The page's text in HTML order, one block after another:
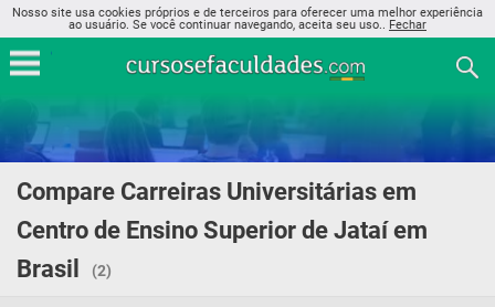
Nosso site usa cookies próprios e de terceiros para oferecer uma melhor experiência
ao usuário. Se você continuar navegando, aceita seu uso.. Fechar
Compare Carreiras Universitárias em
Centro de Ensino Superior de Jataí em
Brasil
(2)